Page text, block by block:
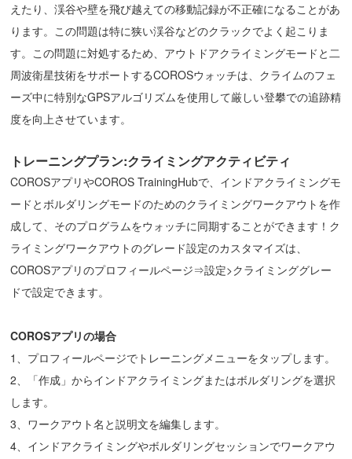
えたり、渓谷や壁を飛び越えての移動記録が不正確になることがあ
ります。この問題は特に狭い渓谷などのクラックでよく起こりま
す。この問題に対処するため、アウトドアクライミングモードと二
周波衛星技術をサポートするCOROSウォッチは、クライムのフェ
ーズ中に特別なGPSアルゴリズムを使用して厳しい登攀での追跡精
度を向上させています。
トレーニングプラン:クライミングアクティビティ
COROSアプリやCOROS TrainingHubで、インドアクライミングモ
ードとボルダリングモードのためのクライミングワークアウトを作
成して、そのプログラムをウォッチに同期することができます！ク
ライミングワークアウトのグレード設定のカスタマイズは、
COROSアプリのプロフィールページ⇒設定>クライミンググレー
ドで設定できます。
COROSアプリの場合
1、プロフィールページでトレーニングメニューをタップします。
2、「作成」からインドアクライミングまたはボルダリングを選択
します。
3、ワークアウト名と説明文を編集します。
4、インドアクライミングやボルダリングセッションでワークアウ